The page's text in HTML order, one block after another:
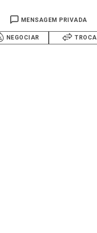
MENSAGEM PRIVADA
NEGOCIAR TROCA